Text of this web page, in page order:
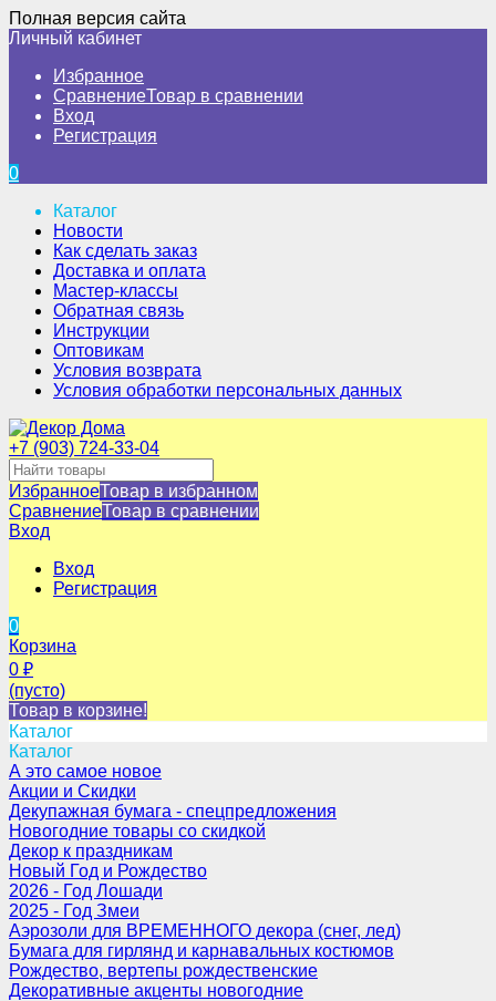
Полная версия сайта
Личный кабинет
Избранное
СравнениеТовар в сравнении
Вход
Регистрация
0
Каталог
Новости
Как сделать заказ
Доставка и оплата
Мастер-классы
Обратная связь
Инструкции
Оптовикам
Условия возврата
Условия обработки персональных данных
+7 (903) 724-33-04
ИзбранноеТовар в избранном
СравнениеТовар в сравнении
Вход
Вход
Регистрация
0
Корзина
0 ₽
(пусто)
Товар в корзине!
Каталог
Каталог
А это самое новое
Акции и Скидки
Декупажная бумага - спецпредложения
Новогодние товары со скидкой
Декор к праздникам
Новый Год и Рождество
2026 - Год Лошади
2025 - Год Змеи
Аэрозоли для ВРЕМЕННОГО декора (снег, лед)
Бумага для гирлянд и карнавальных костюмов
Рождество, вертепы рождественские
Декоративные акценты новогодние